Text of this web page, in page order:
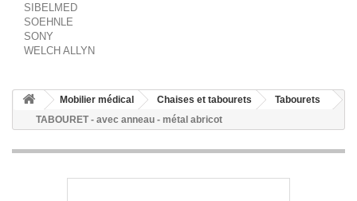
SIBELMED
SOEHNLE
SONY
WELCH ALLYN
Mobilier médical Chaises et tabourets
Tabourets
TABOURET - avec anneau - métal abricot